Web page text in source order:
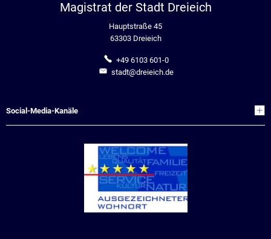
Magistrat der Stadt Dreieich
Hauptstraße 45
63303 Dreieich
+49 6103 601-0
stadt@dreieich.de
Social-Media-Kanäle